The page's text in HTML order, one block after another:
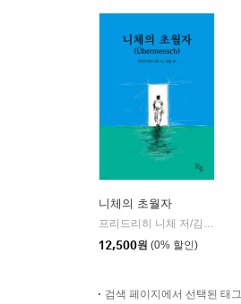
니체의 초월자
12,500원 (0% 할인)
검색 페이지에서 선택된 태